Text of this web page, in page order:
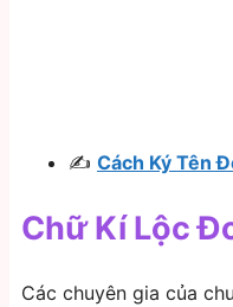
✍ Cách Ký Tên
Chữ Kí Lộc
Các chuyên gia của